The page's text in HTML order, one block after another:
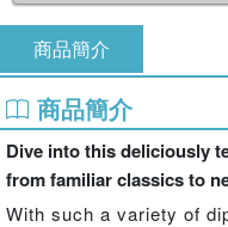
商品簡介
商品簡介
Dive into this deliciously
from familiar classics to
With such a variety of